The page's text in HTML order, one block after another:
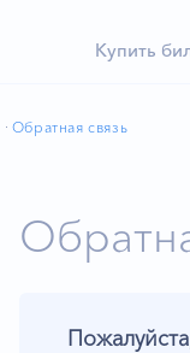
Купить
Обратная связь